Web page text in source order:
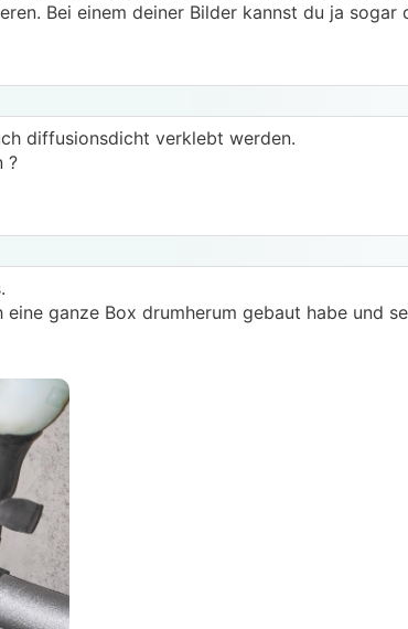
Bei einem deiner Bilder kannst du ja sogar
diffusionsdicht verklebt werden.
?
ganze Box drumherum gebaut habe und